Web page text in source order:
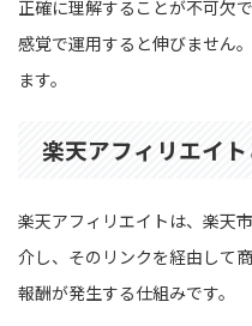
正確に理解することが不可欠で
感覚で運用すると伸びません
ます。
楽天アフィリエイ
楽天アフィリエイトは、楽天
介し、そのリンクを経由して
報酬が発生する仕組みです。